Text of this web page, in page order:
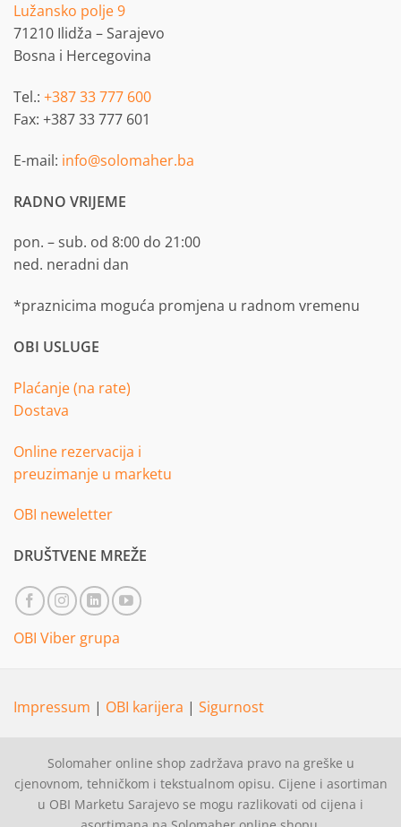
Lužansko polje 9
71210 Ilidža – Sarajevo
Bosna i Hercegovina
Tel.: +387 33 777 600
Fax: +387 33 777 601
E-mail: info@solomaher.ba
RADNO VRIJEME
pon. – sub. od 8:00 do 21:00
ned. neradni dan
*praznicima moguća promjena u radnom vremenu
OBI USLUGE
Plaćanje (na rate)
Dostava
Online rezervacija i
preuzimanje u marketu
OBI neweletter
DRUŠTVENE MREŽE
OBI Viber grupa
Impressum | OBI karijera | Sigurnost
Solomaher online shop zadržava pravo na greške u
cjenovnom, tehničkom i tekstualnom opisu. Cijene i asortiman
u OBI Marketu Sarajevo se mogu razlikovati od cijena i